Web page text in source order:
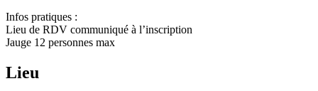
Infos pratiques :
Lieu de RDV communiqué à l’inscription
Jauge 12 personnes max
Lieu